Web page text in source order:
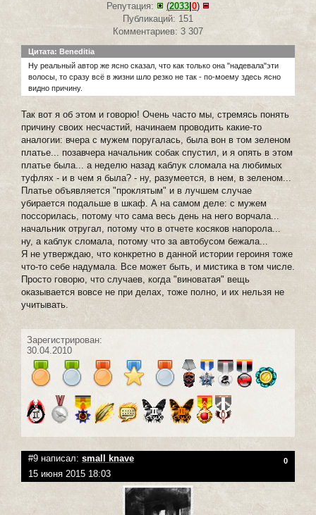
Репутация:
(2033 0)
Публикаций: 151
Комментариев: 3 307
Цитата: Beneditia
Ну реальный автор же ясно сказал, что как только она "надевала"эти
волосы, то сразу всё в жизни шло резко не так - по-моему здесь ясно
видно причину.
Так вот я об этом и говорю! Очень часто мы, стремясь понять
причину своих несчастий, начинаем проводить какие-то
аналогии: вчера с мужем поругалась, была вон в том зеленом
платье... позавчера начальник собак спустил, и я опять в этом
платье была... а неделю назад каблук сломала на любимых
туфлях - и в чем я была? - ну, разумеется, в нем, в зеленом...
Платье объявляется "проклятым" и в лучшем случае
убирается подальше в шкаф. А на самом деле: с мужем
поccорилась, потому что сама весь день на него ворчала...
начальник отругал, потому что в отчете косяков напорола...
ну, а каблук сломала, потому что за автобусом бежала...
Я не утверждаю, что конкретно в данной истории героиня тоже
что-то себе надумала. Все может быть, и мистика в том числе.
Просто говорю, что случаев, когда "виноватая" вещь
оказывается вовсе не при делах, тоже полно, и их нельзя не
учитывать.
Зарегистрирован:
30.04.2010
#9 написал: small knave 0
15 июня 2015 18:03